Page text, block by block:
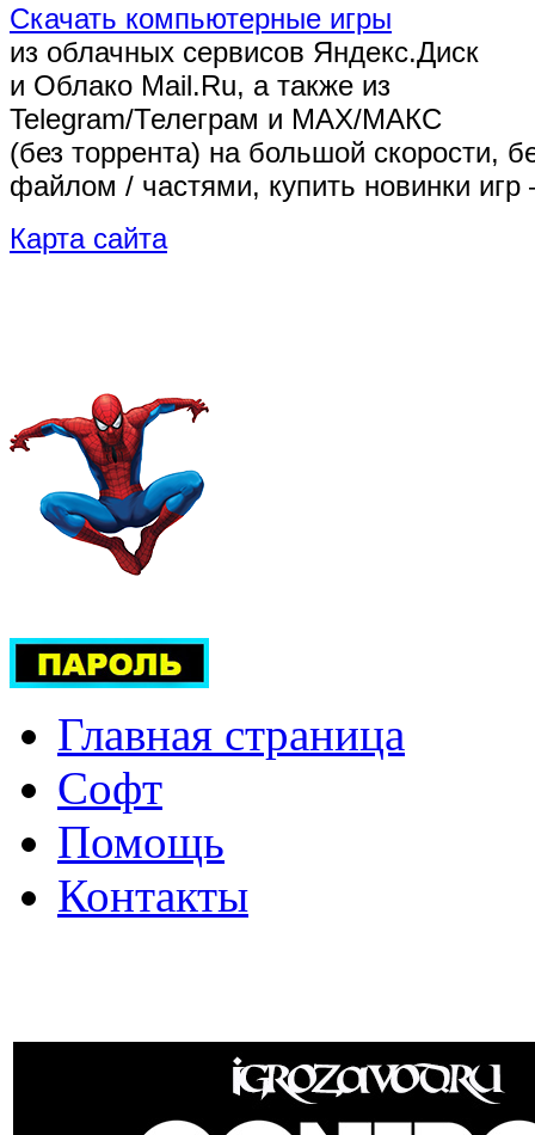
Скачать компьютерные игры
из облачных сервисов Яндекс.Диск
и Облако Mail.Ru, а также из
Telegram/Телеграм и MAX/МАКС
(без торрента) на большой скорости,
файлом / частями, купить новинки
Карта сайта
Главная страница
Софт
Помощь
Контакты